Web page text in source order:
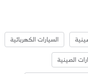
السيارات الكهربائية
الصينية